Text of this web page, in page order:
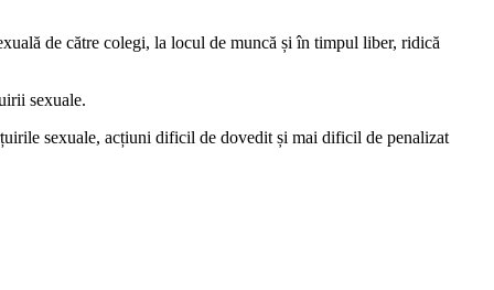
de către colegi, la locul de muncă și în timpul liber, ridică
sexuale.
sexuale, acțiuni dificil de dovedit și mai dificil de penalizat